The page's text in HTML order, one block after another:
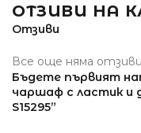
ОТЗИВИ НА
Отзиви
Все още няма
Бъдете първият
чаршаф с ластик и
S15295”